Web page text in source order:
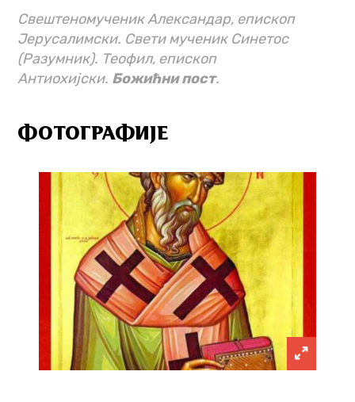
Свештеномученик Александар, епископ
Јерусалимски. Свети мученик Синетос
(Разумник). Теофил, епископ
Антиохијски. Божићни пост.
ФОТОГРАФИЈЕ